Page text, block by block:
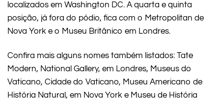
localizados em Washington DC. A quarta e quinta
posição, já fora do pódio, fica com o Metropolitan de
Nova York e o Museu Britânico em Londres.
Confira mais alguns nomes também listados: Tate
Modern, National Gallery, em Londres, Museus do
Vaticano, Cidade do Vaticano, Museu Americano de
História Natural, em Nova York e Museu de História